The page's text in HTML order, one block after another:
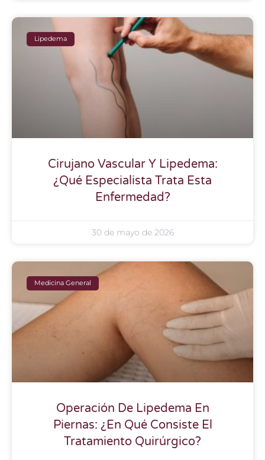
Lipedema
Cirujano Vascular Y Lipedema:
¿Qué Especialista Trata Esta
Enfermedad?
30 de mayo de 2026
Medicina General
Operación De Lipedema En
Piernas: ¿En Qué Consiste El
Tratamiento Quirúrgico?